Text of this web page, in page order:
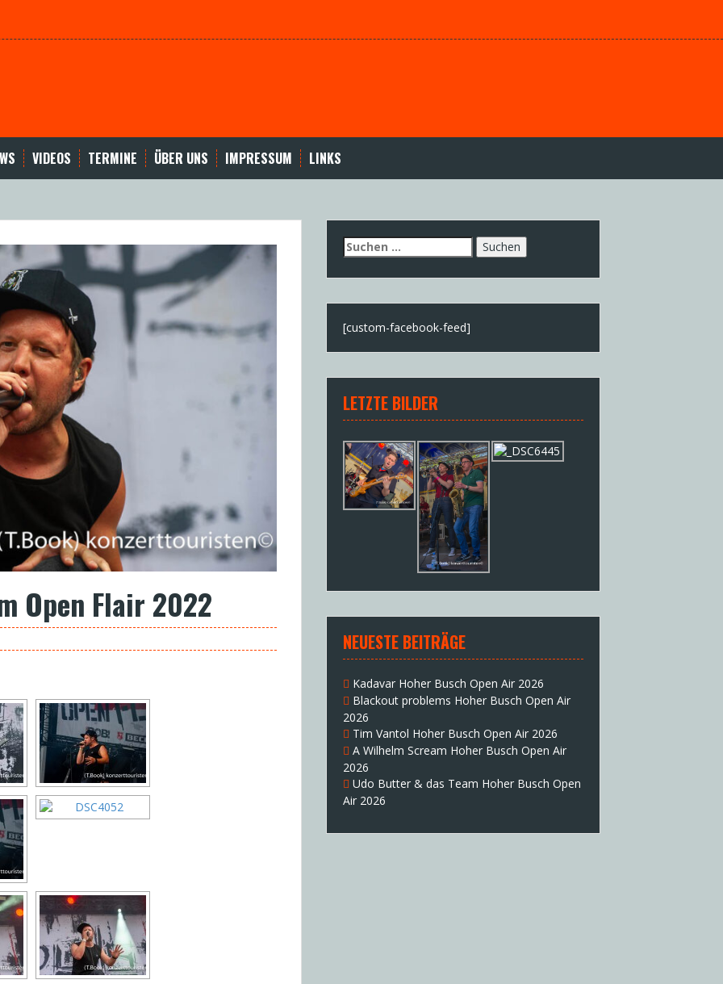
VIDEOS TERMINE ÜBER UNS IMPRESSUM LINKS
Open Flair 2022
Suchen
nach:
[custom-facebook-feed]
LETZTE BILDER
NEUESTE BEITRÄGE
Kadavar Hoher Busch Open Air 2026
Blackout problems Hoher Busch Open Air
2026
Tim Vantol Hoher Busch Open Air 2026
A Wilhelm Scream Hoher Busch Open Air
2026
Udo Butter & das Team Hoher Busch Open
Air 2026